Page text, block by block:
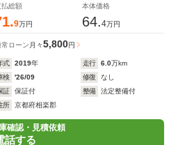
払総額
9万円
本体価格
64.4万円
常ローン 月々5,800円
式 2019年 走行 6.0万km
検
'26/09 修復
なし
証
保証付 整備
法定整備付
所
京都府相楽郡
確認・見積依頼
話する